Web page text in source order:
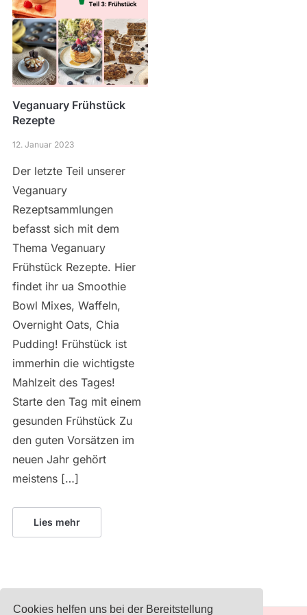
Cookies helfen uns bei der Bereitstellung
Veganuary Frühstück
Rezepte
12. Januar 2023
Der letzte Teil unserer
Veganuary
Rezeptsammlungen
befasst sich mit dem
Thema Veganuary
Frühstück Rezepte. Hier
findet ihr ua Smoothie
Bowl Mixes, Waffeln,
Overnight Oats, Chia
Pudding! Frühstück ist
immerhin die wichtigste
Mahlzeit des Tages!
Starte den Tag mit einem
gesunden Frühstück Zu
den guten Vorsätzen im
neuen Jahr gehört
meistens […]
Lies mehr